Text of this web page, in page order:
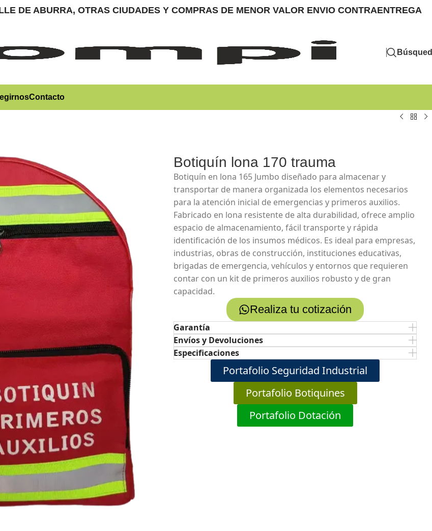
DE ABURRA, OTRAS CIUDADES Y COMPRAS DE MENOR VALOR ENVIO CONTRAENTREGA
Contacto
Botiquín lona 170 trauma
Botiquín en lona 165 Jumbo diseñado para almacenar y
transportar de manera organizada los elementos necesarios
para la atención inicial de emergencias y primeros auxilios.
Fabricado en lona resistente de alta durabilidad, ofrece amplio
espacio de almacenamiento, fácil transporte y rápida
identificación de los insumos médicos. Es ideal para empresas,
industrias, obras de construcción, instituciones educativas,
brigadas de emergencia, vehículos y entornos que requieren
contar con un kit de primeros auxilios robusto y de gran
capacidad.
Realiza tu cotización
Garantía
Envíos y Devoluciones
Especificaciones
Portafolio Seguridad Industrial
Portafolio Botiquines
Portafolio Dotación